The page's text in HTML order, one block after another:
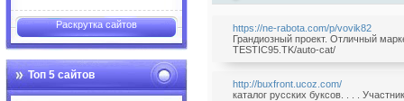
Раскрутка сайтов
Топ 5 сайтов
https://ne-rabota.com/p/vovik82
Грандиозный проект. Отличный
TESTIC95.TK/auto-cat/
http://buxfront.ucoz.com/
каталог русских буксов. . . .